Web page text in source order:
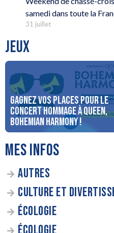
samedi dans toute la
31 juillet
JEUX
Gagnez vos places pour le
concert Hommage à Queen,
Bohemian Harmony !
MES INFOS
AUTRES
CULTURE ET
ÉCOLOGIE